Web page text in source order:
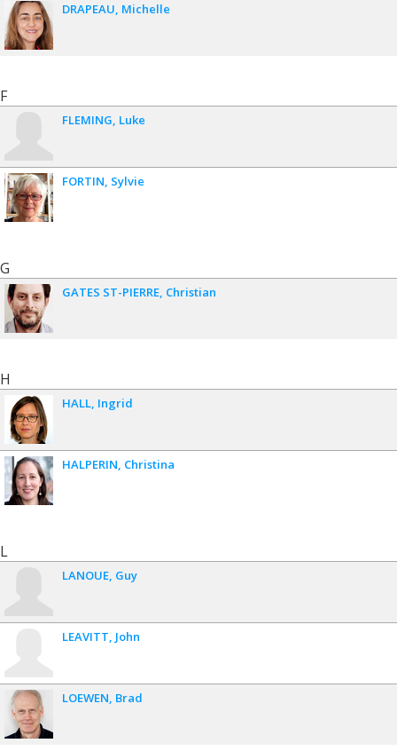
DRAPEAU Michelle
F
FLEMING Luke
FORTIN Sylvie
G
GATES ST-PIERRE Christian
H
HALL Ingrid
HALPERIN Christina
L
LANOUE Guy
LEAVITT John
LOEWEN Brad